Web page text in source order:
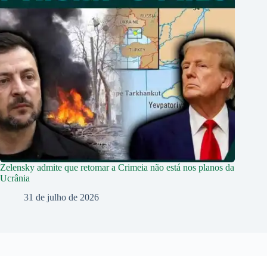
Zelensky admite que retomar a Crimeia não está nos planos da
Ucrânia
31 de julho de 2026